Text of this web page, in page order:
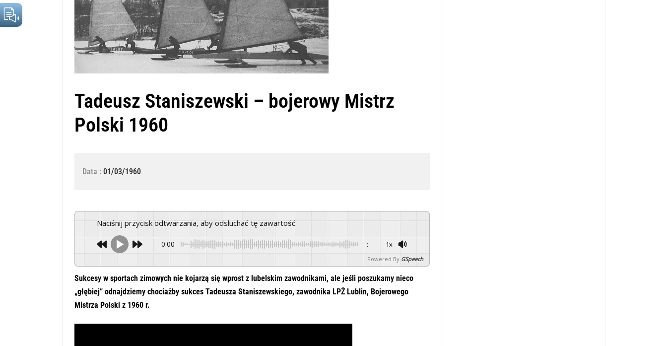
Tadeusz Staniszewski – bojerowy Mistrz
Polski 1960
Data : 01/03/1960
Naciśnij przycisk odtwarzania, aby odsłuchać tę zawartość
0:00 -:-- 1x
Powered By GSpeech
Sukcesy w sportach zimowych nie kojarzą się wprost z lubelskim zawodnikami, ale jeśli poszukamy nieco
„głębiej” odnajdziemy chociażby sukces Tadeusza Staniszewskiego, zawodnika LPŻ Lublin, Bojerowego
Mistrza Polski z 1960 r.